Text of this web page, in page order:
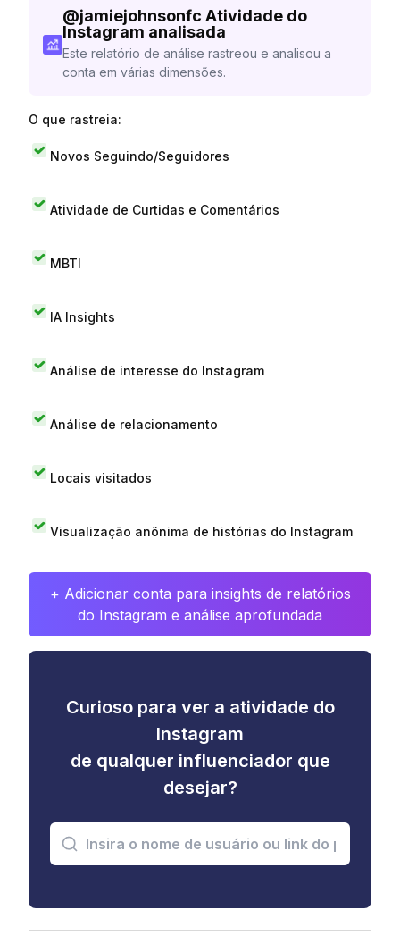
@jamiejohnsonfc Atividade do
Instagram analisada
Este relatório de análise rastreou e analisou a
conta em várias dimensões.
O que rastreia:
Novos Seguindo/Seguidores
Atividade de Curtidas e Comentários
MBTI
IA Insights
Análise de interesse do Instagram
Análise de relacionamento
Locais visitados
Visualização anônima de histórias do Instagram
+ Adicionar conta para insights de relatórios
do Instagram e análise aprofundada
Curioso para ver a atividade do
Instagram
de qualquer influenciador que
desejar?